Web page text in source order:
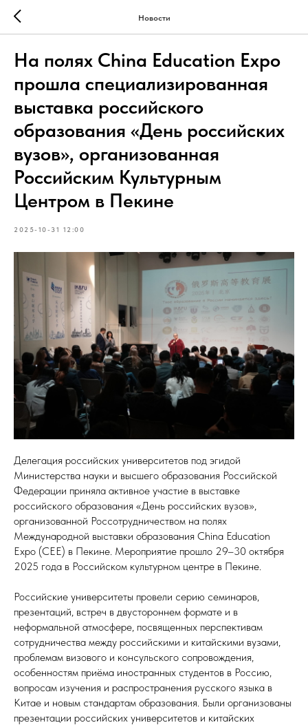
Новости
На полях China Education Expo
прошла специализированная
выставка российского
образования «День российских
вузов», организованная
Российским Культурным
Центром в Пекине
2025-10-31 12:00
Делегация российских университетов под эгидой
Министерства науки и высшего образования Российской
Федерации приняла активное участие в выставке
российского образования «День российских вузов»,
организованной Россотрудничеством на полях
Международной выставки образования China Education
Expo (CEE) в Пекине. Мероприятие прошло 29–30 октября
2025 года в Российском культурном центре в Пекине.
Российские университеты провели серию семинаров,
презентаций, встреч в двустороннем формате и в
неформальной атмосфере, посвященных перспективам
сотрудничества между российскими и китайскими вузами,
проблемам визового и консульского сопровождения,
особенностям приёма иностранных студентов в Россию,
вопросам изучения и распространения русского языка в
Китае и новым стандартам образования. Были организованы
презентации российских университетов и китайских